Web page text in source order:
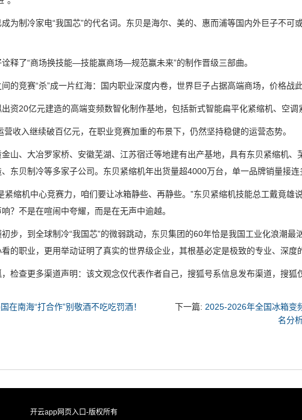
制冷家电“我国芯”的代名词。东贝是海尔、美的、惠而浦等国内外巨子不可
了“商场换技能—技能赢商场—规范赢未来”的制作晋级三部曲。
竞赛“杀”成一片红海：国内职业深度内卷，世界巨子占据高端商场，价格战此
20亿元建造的高端变频数智化制作基地，包括新式智能扁平化紧缩机、空调
入继续破百亿元，在职业竞赛加重的布景下，仍然坚持稳健的运营态势。
、大冶罗家桥、安徽芜湖、江苏宿迁等地建有出产基地，具有东贝紧缩机、
东贝制冷等多家子公司。东贝紧缩机年出货量超4000万台，单一品牌销量接连
缩机中心竞赛力，咱们要让冰箱静些、再静些。”东贝紧缩机技能总工戴竟
？不是在喧闹中夸耀，而是在无声中逾越。
，到全球制冷“我国芯”的微弱跳动，东贝集团的60年恰是我国工业化浪潮最
的职业，更用举动证明了真实的世界级企业，其根基必定是极致的专业、深度
查更多渠道声明：该文观念仅代表作者自己，搜狐号系信息发布渠道，搜狐
在南海“打合作”别敬酒不吃吃罚酒！ 下一篇: 2025-2026年全国冰箱变
名分
开云app网页入口-版权所有